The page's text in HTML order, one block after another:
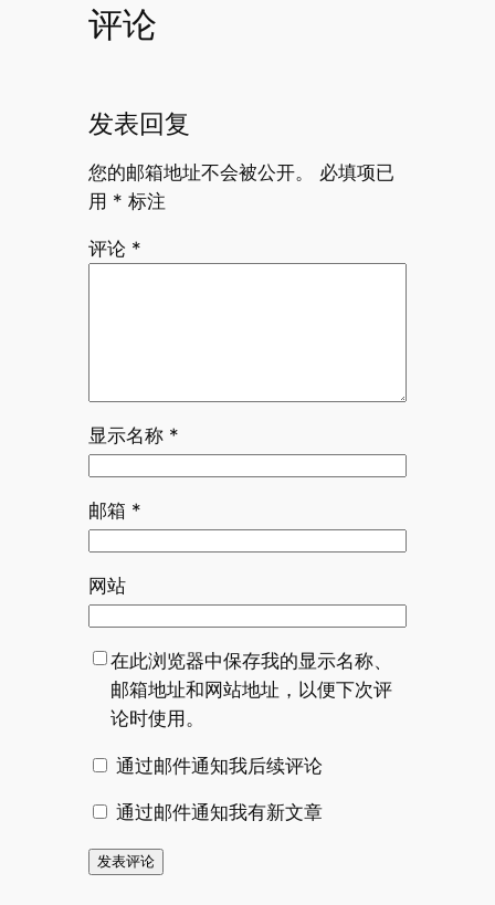
评论
发表回复
您的邮箱地址不会被公开。
必填项已
用 * 标注
评论 *
显示名称 *
邮箱 *
网站
在此浏览器中保存我的显示名称、
邮箱地址和网站地址，以便下次评
论时使用。
通过邮件通知我后续评论
通过邮件通知我有新文章